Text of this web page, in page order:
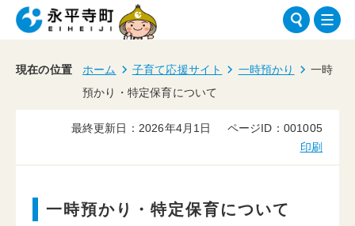
現在の位置 ホーム 子育て応援サイト 一時預かり
一時
預かり・特定保育について
最終更新日：2026年4月1日
ページID：001005
印刷
一時預かり・特定保育について